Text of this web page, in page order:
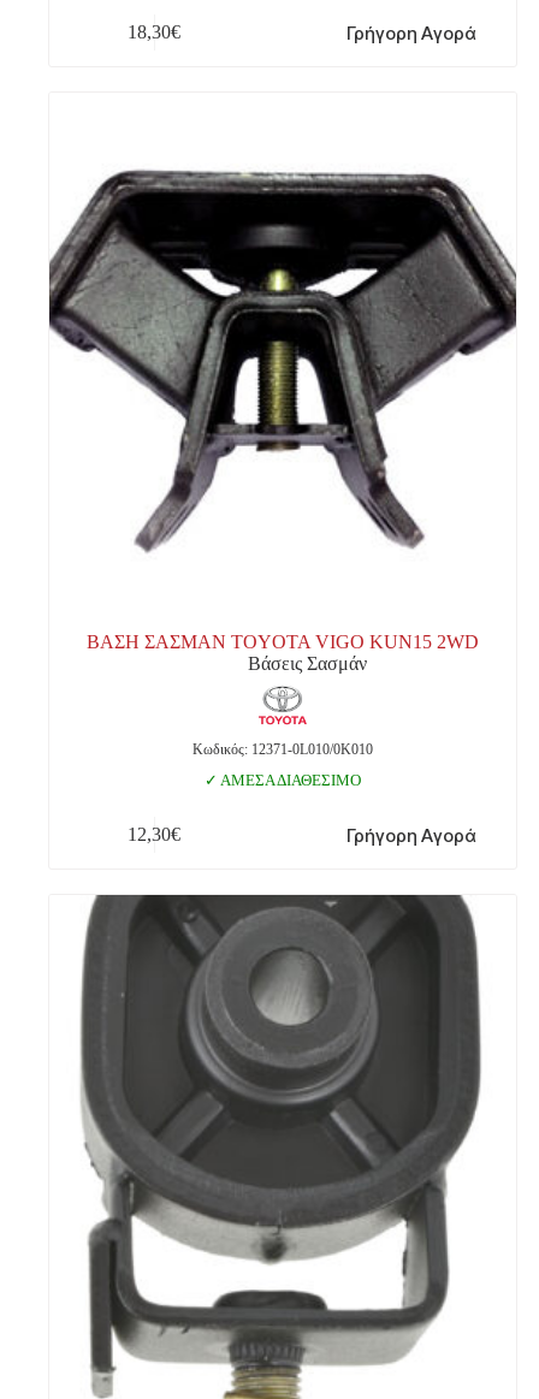
18,30€ Γρήγορη Αγορά
ΒΑΣΗ ΣΑΣΜΑΝ TOYOTA VIGO KUN15 2WD
Βάσεις Σασμάν
Κωδικός: 12371-0L010/0K010
ΑΜΕΣΑ ΔΙΑΘΕΣΙΜΟ
12,30€ Γρήγορη Αγορά